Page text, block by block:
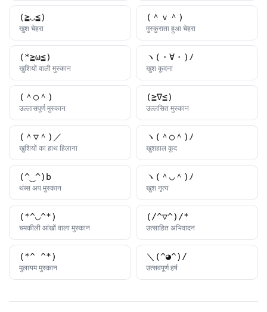
(≧◡≦)
खुश चेहराकाओमोजी
(＾ｖ＾)
मुस्कुराता हुआ चेहराकाओमोजी
(*≧ω≦)
खुशियों वाली मुस्कानकाओमोजी
ヽ(・∀・)ﾉ
खुश कूदनाकाओमोजी
(＾○＾)
उल्लासपूर्ण मुस्कानकाओमोजी
(≧∇≦)
उल्लसित मुस्कानकाओमोजी
(＾▽＾)／
खुशियों का हाथ हिलानाकाओमोजी
ヽ(＾○＾)ﾉ
खुशहाल कूदकाओमोजी
(^‿^)b
थंब्स अप मुस्कानकाओमोजी
ヽ(＾◡＾)ﾉ
खुश नृत्यकाओमोजी
(*^◡^*)
चमकीली आंखों वाला मुस्कानकाओमोजी
(/^▽^)/*
उत्साहित अभिवादनकाओमोजी
(*^_^*)
मुलायम मुस्कानकाओमोजी
＼(^◕^)/
उत्सवपूर्ण हर्षकाओमोजी